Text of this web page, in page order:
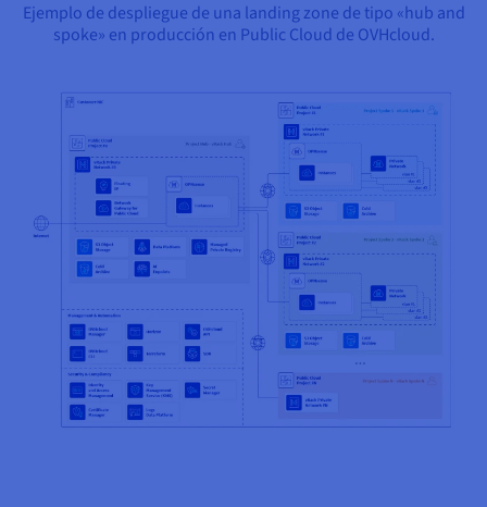
Ejemplo de despliegue de una landing zone de tipo «hub and
spoke» en producción en Public Cloud de OVHcloud.